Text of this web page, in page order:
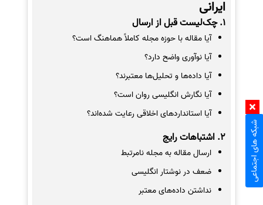
ایرانی
1. چک‌لیست قبل از ارسال
آیا مقاله با حوزه مجله کاملاً هماهنگ است؟
آیا نوآوری واضح دارد؟
آیا داده‌ها و تحلیل‌ها معتبرند؟
آیا نگارش انگلیسی روان است؟
آیا استانداردهای اخلاقی رعایت شده‌اند؟
2. اشتباهات رایج
ارسال مقاله به مجله نامرتبط
ضعف در نوشتار انگلیسی
نداشتن داده‌های معتبر
شبکه های اجتماعی